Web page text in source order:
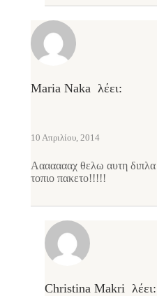
Maria Naka λέει:
10 Απριλίου, 2014
Αααααααχ θελω αυτη
τοπιο πακετο!!!!!
Christina Makri λέει: